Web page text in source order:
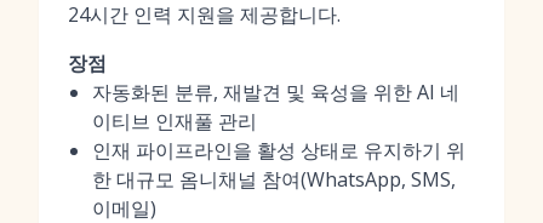
24시간 인력 지원을 제공합니다.
장점
자동화된 분류, 재발견 및 육성을 위한 AI 네
이티브 인재풀 관리
인재 파이프라인을 활성 상태로 유지하기 위
한 대규모 옴니채널 참여(WhatsApp, SMS,
이메일)